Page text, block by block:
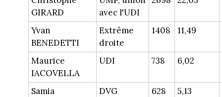
GIRARD
avec l'UDI
Yvan
BENEDETTI
Extrême
droite
1408 11,49
Maurice
IACOVELLA
UDI 738 6,02
Samia
DVG 628 5,13